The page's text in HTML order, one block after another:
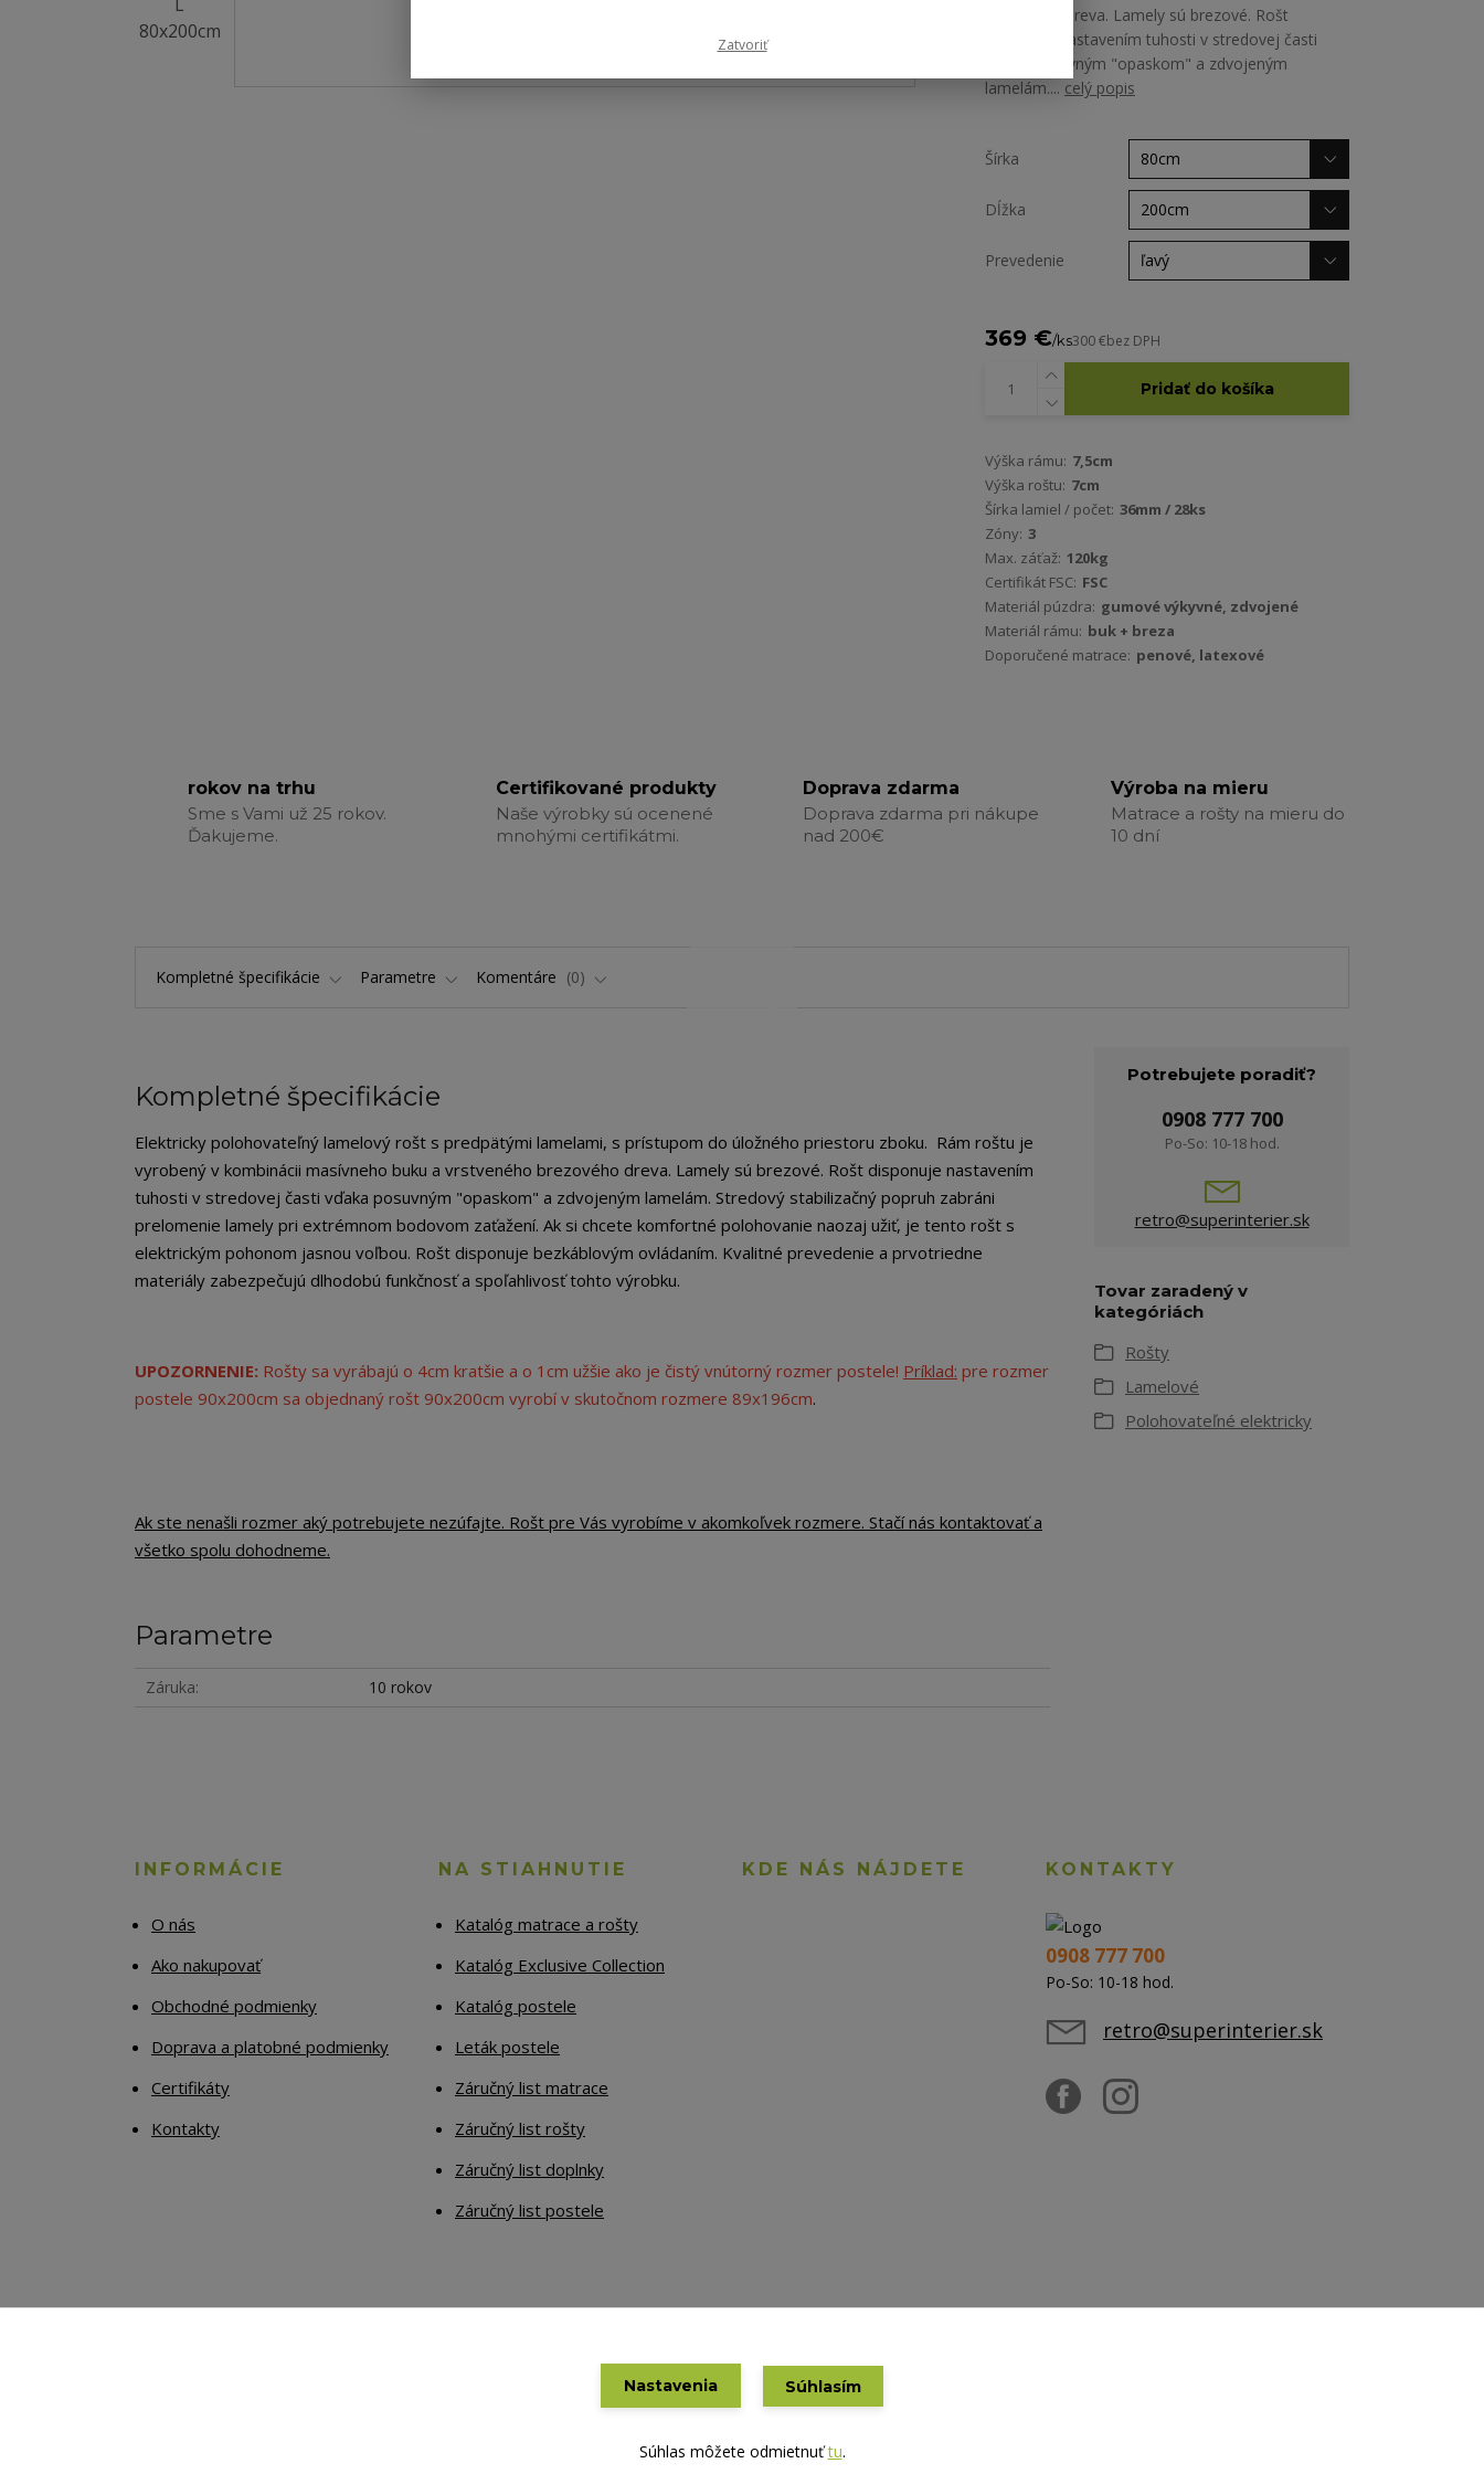
brezového dreva. Lamely sú brezové. Rošt
disponuje nastavením tuhosti v stredovej časti
vďaka posuvným "opaskom" a zdvojeným
lamelám.... celý popis
Šírka
Dĺžka
Prevedenie
369 €/ks300 €bez DPH
Pridať do košíka
Výška rámu: 7,5cm
Výška roštu: 7cm
Šírka lamiel / počet: 36mm / 28ks
Zóny: 3
Max. záťaž: 120kg
Certifikát FSC: FSC
Materiál púzdra: gumové výkyvné, zdvojené
Materiál rámu: buk + breza
Doporučené matrace: penové, latexové
rokov na trhu
Sme s Vami už 25 rokov.
Ďakujeme.
Certifikované produkty
Naše výrobky sú ocenené
mnohými certifikátmi.
Doprava zdarma
Doprava zdarma pri nákupe
nad 200€
Výroba na mieru
Matrace a rošty na mieru do
10 dní
Kompletné špecifikácie Parametre Komentáre 0
Kompletné špecifikácie
Elektricky polohovateľný lamelový rošt s predpätými lamelami, s prístupom do úložného priestoru zboku. Rám roštu je
vyrobený v kombinácii masívneho buku a vrstveného brezového dreva. Lamely sú brezové. Rošt disponuje nastavením
tuhosti v stredovej časti vďaka posuvným "opaskom" a zdvojeným lamelám. Stredový stabilizačný popruh zabráni
prelomenie lamely pri extrémnom bodovom zaťažení. Ak si chcete komfortné polohovanie naozaj užiť, je tento rošt s
elektrickým pohonom jasnou voľbou. Rošt disponuje bezkáblovým ovládaním. Kvalitné prevedenie a prvotriedne
materiály zabezpečujú dlhodobú funkčnosť a spoľahlivosť tohto výrobku.
UPOZORNENIE: Rošty sa vyrábajú o 4cm kratšie a o 1cm užšie ako je čistý vnútorný rozmer postele! Príklad: pre rozmer
postele 90x200cm sa objednaný rošt 90x200cm vyrobí v skutočnom rozmere 89x196cm.
Ak ste nenašli rozmer aký potrebujete nezúfajte. Rošt pre Vás vyrobíme v akomkoľvek rozmere. Stačí nás kontaktovať a
všetko spolu dohodneme.
Parametre
Záruka 10 rokov
Potrebujete poradiť?
0908 777 700
Po-So: 10-18 hod.
retro@superinterier.sk
Tovar zaradený v
kategóriách
Rošty
Lamelové
Polohovateľné elektricky
INFORMÁCIE
O nás
Ako nakupovať
Obchodné podmienky
Doprava a platobné podmienky
Certifikáty
Kontakty
NA STIAHNUTIE
Katalóg matrace a rošty
Katalóg Exclusive Collection
Katalóg postele
Leták postele
Záručný list matrace
Záručný list rošty
Záručný list doplnky
Záručný list postele
KDE NÁS NÁJDETE KONTAKTY
0908 777 700
Po-So: 10-18 hod.
retro@superinterier.sk
Zatvoriť
Nastavenia Súhlasím
Súhlas môžete odmietnuťtu.